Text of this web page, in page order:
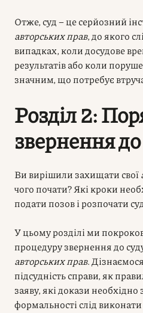
Отже, суд – це серйозний
авторських прав, до якого
випадках, коли досудове
результатів або коли
значним, що потребує
Розділ 2:
звернення
Ви вирішили захищати свої
чого почати? Які кроки
подати позов і розпочати
У цьому розділі ми
процедуру звернення до
авторських прав.
підсудність справи, як
заяву, які докази необхідно
формальності слід